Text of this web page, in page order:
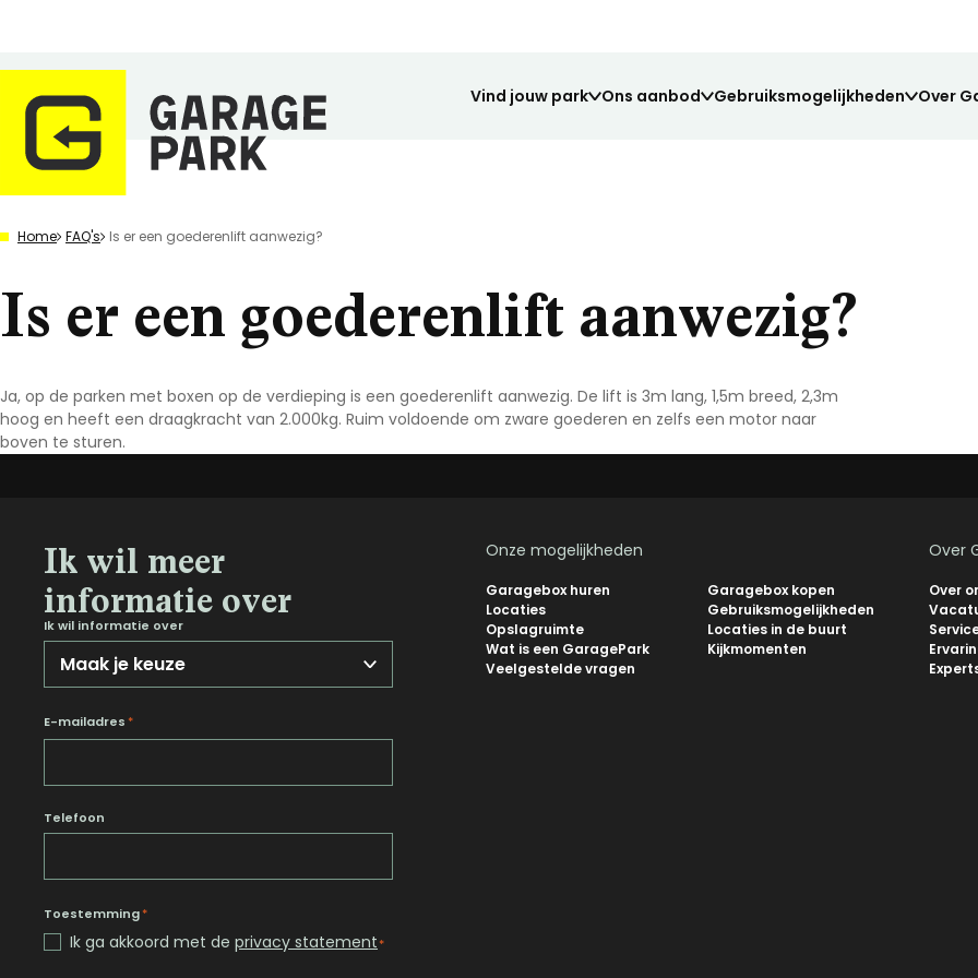
Vind jouw park
Bekijk alle locaties
Park bezichtigen
Drenthe
Friesland
Gelderland
Groningen
Noord-Holland
Overijssel
Utrecht
Zuid-Holland
Ons aanbod
Huren Kopen Grond verkopen?
Gebruiksmogelijkheden
Opslagruimte
Veilig opgeslagen en 24/7 toegankelijk.
Stalling
De ideale stalling voor elk voertuig.
Werkruimte
Over
Wij zijn GaragePark
Meer dan 57 locaties in Nederland.
Ervaringen
Een greep uit onze huurders.
Veelgestelde vragen
Home FAQ's Is er een goederenlift aanwezig?
Is er een goederenlift aanwezig?
Ja, op de parken met boxen op de verdieping is een goederenlift aanwezig. De lift is 3m lang, 1,5m breed, 2,3m
hoog en heeft een draagkracht van 2.000kg. Ruim voldoende om zware goederen en zelfs een motor naar
boven te sturen.
Ik wil meer
informatie over
Ik wil informatie over
E-mailadres *
Telefoon
Toestemming*
Ik ga akkoord met de privacy statement*
Onze mogelijkheden
Garagebox huren
Garagebox kopen
Locaties
Gebruiksmogelijkheden
Opslagruimte
Locaties in de buurt
Wat is een GaragePark
Kijkmomenten
Veelgestelde vragen
Over
Over